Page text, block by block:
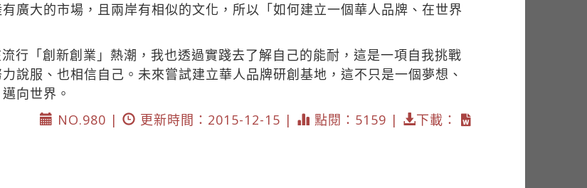
廣大的市場，且兩岸有相似的文化，所以「如何建立一個華人品牌、在世界
行「創新創業」熱潮，我也透過實踐去了解自己的能耐，這是一項自我挑戰
說服、也相信自己。未來嘗試建立華人品牌研創基地，這不只是一個夢想、
向世界。
NO.980 |
更新時間：2015-12-15 | 點閱：5159 | 下載：